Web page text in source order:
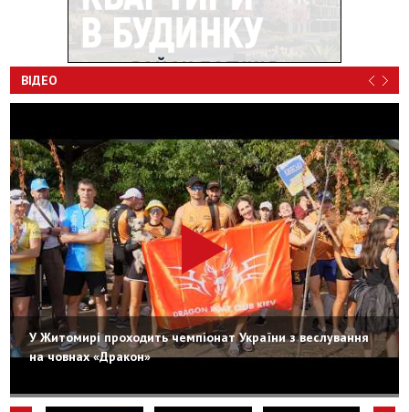
ВІДЕО
У Житомирі проходить чемпіонат України з веслування
на човнах «Дракон»